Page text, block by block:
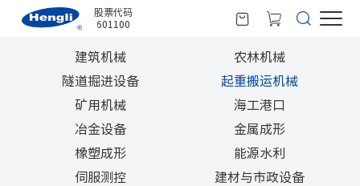
股票代码
601100
建筑机械
农林机械
隧道掘进设备
起重搬运机械
矿用机械
海工港口
冶金设备
金属成形
橡塑成形
能源水利
伺服测控
建材与市政设备